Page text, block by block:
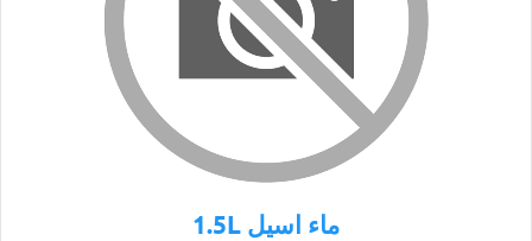
1.5L ماء اسيل